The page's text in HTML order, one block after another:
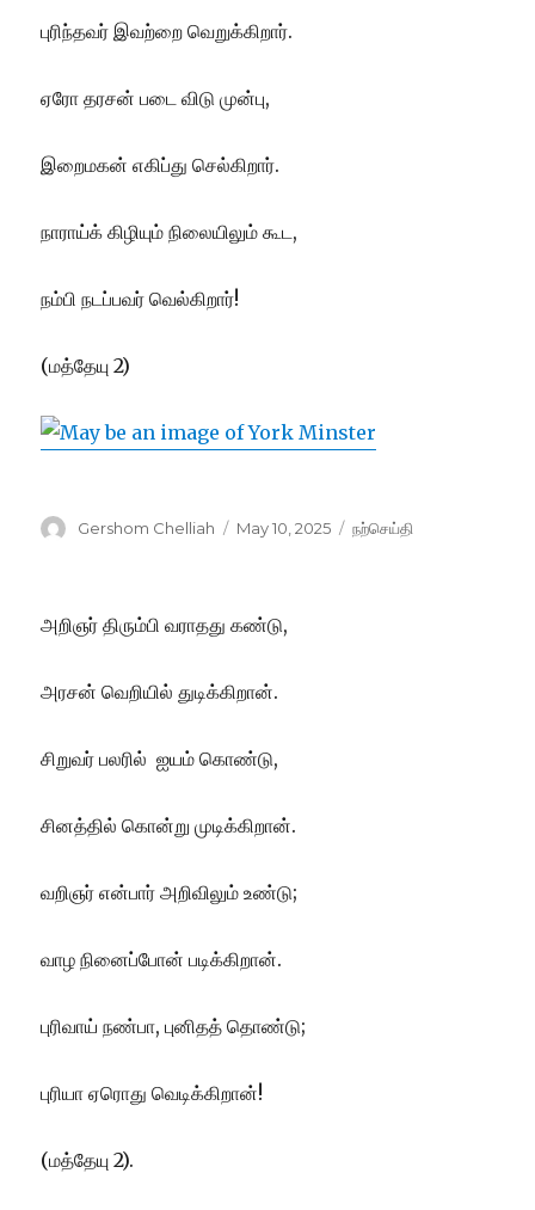
புரிந்தவர் இவற்றை வெறுக்கிறார்.
ஏரோ தரசன் படை விடு முன்பு,
இறைமகன் எகிப்து செல்கிறார்.
நாராய்க் கிழியும் நிலையிலும் கூட,
நம்பி நடப்பவர் வெல்கிறார்!
(மத்தேயு 2)
Author
Gershom Chelliah
Posted
May 10, 2025 Categories
நற்செய்தி
அறிஞர் திரும்பி வராதது கண்டு,
அரசன் வெறியில் துடிக்கிறான்.
சிறுவர் பலரில் ஐயம் கொண்டு,
சினத்தில் கொன்று முடிக்கிறான்.
வறிஞர் என்பார் அறிவிலும் உண்டு;
வாழ நினைப்போன் படிக்கிறான்.
புரிவாய் நண்பா, புனிதத் தொண்டு;
புரியா ஏரொது வெடிக்கிறான்!
(மத்தேயு 2).